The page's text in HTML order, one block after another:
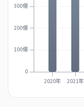
0
100億
200億
300億
2020年 2021年